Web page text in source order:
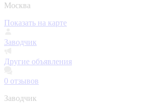
Москва
Показать на карте
Заводчик
Другие объявления
0 отзывов
Заводчик